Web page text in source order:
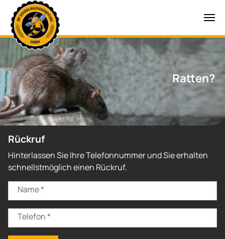
Zum Hauptinhalt springen
Ratten?
Rückruf
Hinterlassen Sie Ihre Telefonnummer und Sie erhalten
schnellstmöglich einen Rückruf.
Name*
Telefon*